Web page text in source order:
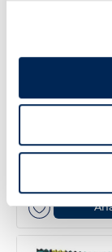
vieira, mejillón